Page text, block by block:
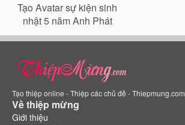
Tạo Avatar sự kiện sinh
nhật 5 năm Anh Phát
Petro
Tạo thiệp online - Thiệp các chủ đề - Thiepmung.com
Về thiệp mừng
Giới thiệu